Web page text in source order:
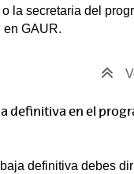
la secretaria del
GAUR.
definitiva en el
definitiva debes